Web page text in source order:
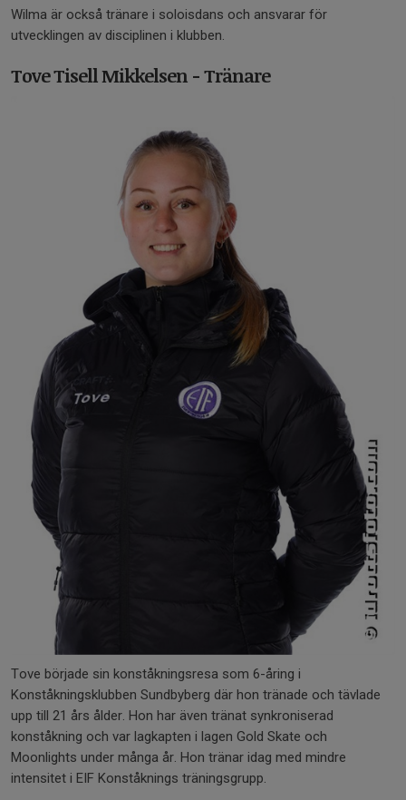
Wilma är också tränare i soloisdans och ansvarar för
utvecklingen av disciplinen i klubben.
Tove Tisell Mikkelsen - Tränare
Tove började sin konståkningsresa som 6-åring i
Konståkningsklubben Sundbyberg där hon tränade och tävlade
upp till 21 års ålder. Hon har även tränat synkroniserad
konståkning och var lagkapten i lagen Gold Skate och
Moonlights under många år. Hon tränar idag med mindre
intensitet i EIF Konståknings träningsgrupp.